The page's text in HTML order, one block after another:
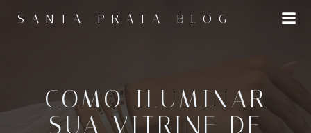
para
SANTA PRATA BLOG
COMO ILUMINAR
SUA VITRINE DE